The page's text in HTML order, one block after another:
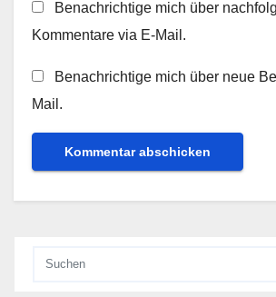
Benachrichtige mich über
Kommentare via E-Mail.
Benachrichtige mich über neue
Mail.